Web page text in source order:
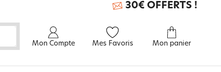
Mon Compte Mes Favoris Mon panier
30€ OFFERTS !